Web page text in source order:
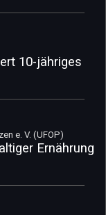
10-jähriges
e. V. (UFOP)
Ernährung